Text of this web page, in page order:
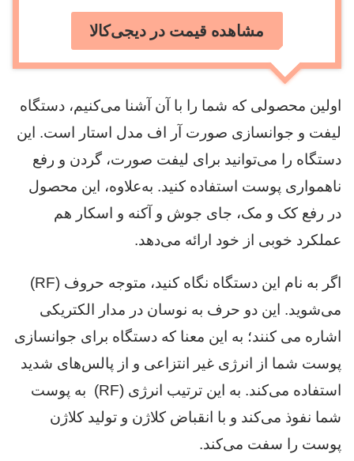
مشاهده قیمت در دیجی‌کالا
اولین محصولی که شما را با آن آشنا می‌کنیم، دستگاه
لیفت و جوانسازی صورت آر اف مدل استار است. این
دستگاه را می‌توانید برای لیفت صورت، گردن و رفع
ناهمواری پوست استفاده کنید. به‌علاوه، این محصول
در رفع کک و مک، جای جوش و آکنه و اسکار هم
عملکرد خوبی از خود ارائه می‌دهد.
اگر به نام این دستگاه نگاه کنید، متوجه حروف (RF)
می‌شوید. این دو حرف به نوسان در مدار الکتریکی
اشاره می کنند؛ به این معنا که دستگاه برای جوانسازی
پوست شما از انرژی غیر انتزاعی و از پالس‌های شدید
استفاده می‌کند. به این ترتیب انرژی (RF) به پوست
شما نفوذ می‌کند و با انقباض کلاژن و تولید کلاژن
پوست را سفت می‌کند.